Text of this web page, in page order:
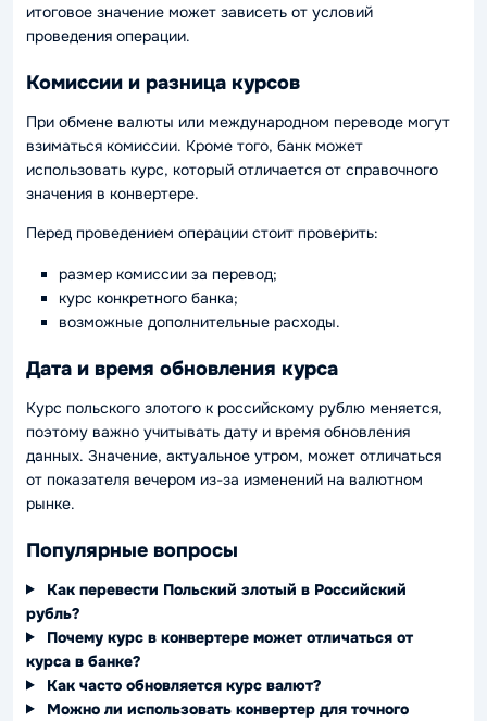
итоговое значение может зависеть от условий
проведения операции.
Комиссии и разница курсов
При обмене валюты или международном переводе могут
взиматься комиссии. Кроме того, банк может
использовать курс, который отличается от справочного
значения в конвертере.
Перед проведением операции стоит проверить:
размер комиссии за перевод;
курс конкретного банка;
возможные дополнительные расходы.
Дата и время обновления курса
Курс польского злотого к российскому рублю меняется,
поэтому важно учитывать дату и время обновления
данных. Значение, актуальное утром, может отличаться
от показателя вечером из-за изменений на валютном
рынке.
Популярные вопросы
Как перевести Польский злотый в Российский
рубль?
Почему курс в конвертере может отличаться от
курса в банке?
Как часто обновляется курс валют?
Можно ли использовать конвертер для точного